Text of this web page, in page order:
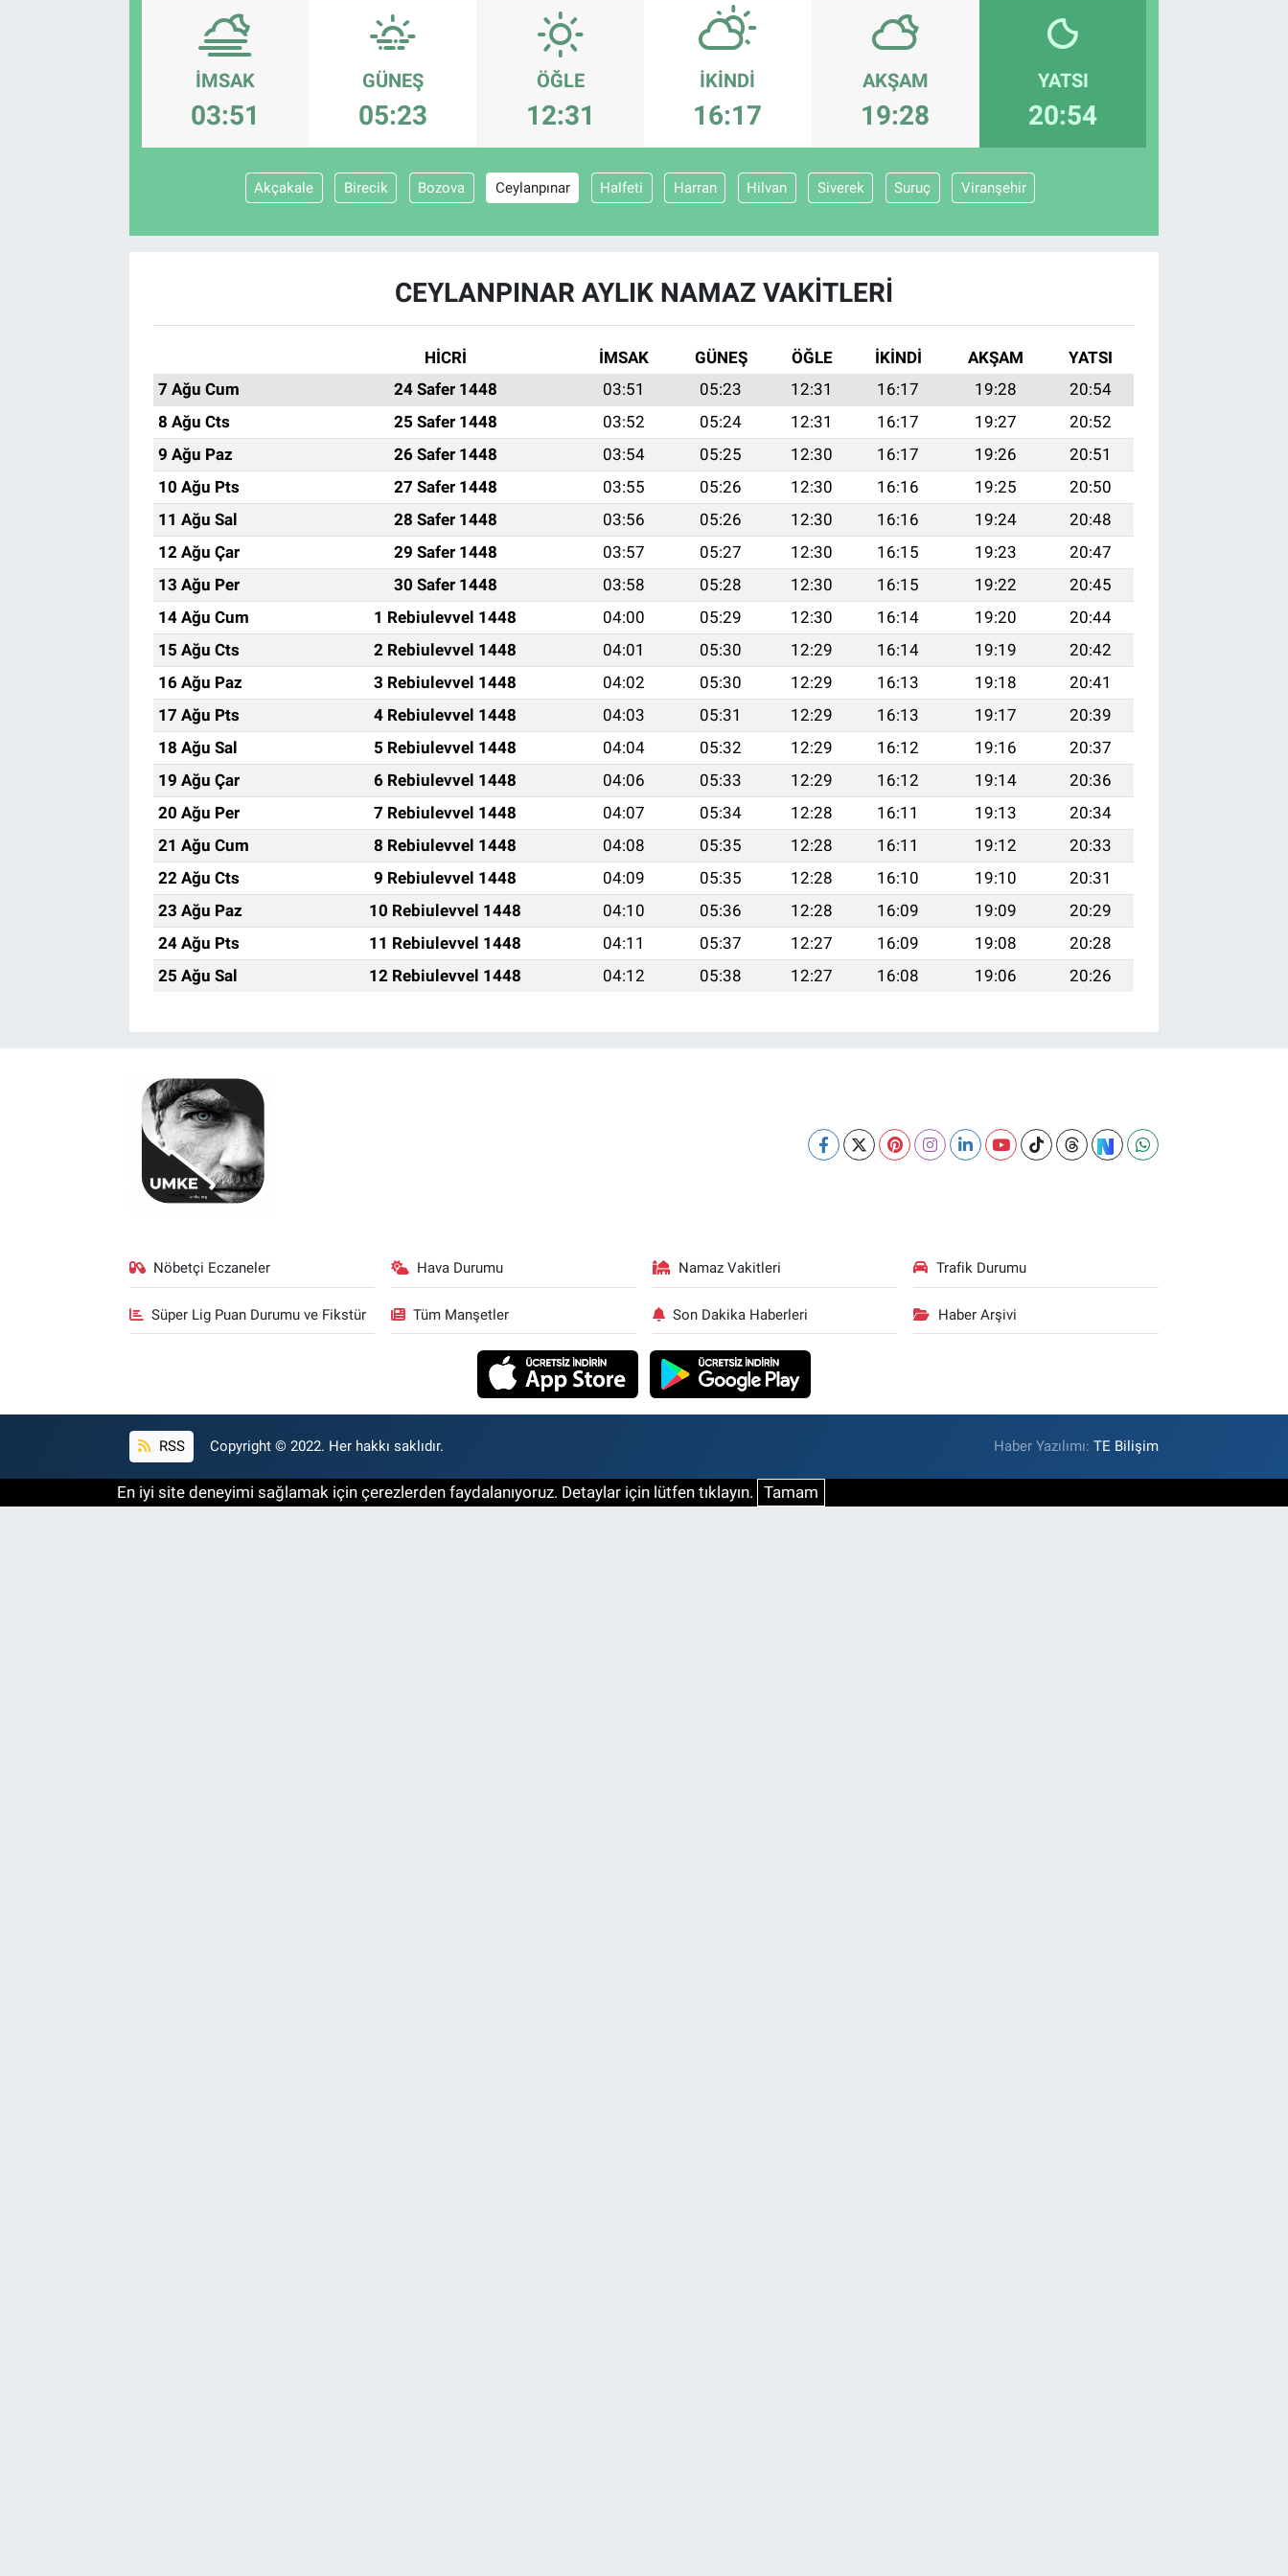
İMSAK
03:51
GÜNEŞ
05:23
ÖĞLE
12:31
İKINDI
16:17
AKŞAM
19:28
YATSI
20:54
Akçakale Birecik Bozova Ceylanpınar Halfeti Harran Hilvan Siverek Suruç Viranşehir
CEYLANPINAR AYLIK NAMAZ VAKITLERI
HİCRİ İMSAK GÜNEŞ ÖĞLE İKINDI AKŞAM
YATSI
7 Ağu Cum
24 Safer 1448 03:51 05:23 12:31 16:17 19:28
20:54
8 Ağu Cts
25 Safer 1448 03:52 05:24 12:31 16:17 19:27
20:52
9 Ağu Paz
26 Safer 1448 03:54 05:25 12:30 16:17 19:26
20:51
10 Ağu Pts
27 Safer 1448 03:55 05:26 12:30 16:16 19:25
20:50
11 Ağu Sal
28 Safer 1448 03:56 05:26 12:30 16:16 19:24
20:48
12 Ağu Çar
29 Safer 1448 03:57 05:27 12:30 16:15 19:23
20:47
13 Ağu Per
30 Safer 1448 03:58 05:28 12:30 16:15 19:22
20:45
14 Ağu Cum
1 Rebiulevvel 1448 04:00 05:29 12:30 16:14 19:20
20:44
15 Ağu Cts
2 Rebiulevvel 1448 04:01 05:30 12:29 16:14 19:19
20:42
16 Ağu Paz
3 Rebiulevvel 1448 04:02 05:30 12:29 16:13 19:18
20:41
17 Ağu Pts
4 Rebiulevvel 1448 04:03 05:31 12:29 16:13 19:17
20:39
18 Ağu Sal
5 Rebiulevvel 1448 04:04 05:32 12:29 16:12 19:16
20:37
19 Ağu Çar
6 Rebiulevvel 1448 04:06 05:33 12:29 16:12 19:14
20:36
20 Ağu Per
7 Rebiulevvel 1448 04:07 05:34 12:28 16:11 19:13
20:34
21 Ağu Cum
8 Rebiulevvel 1448 04:08 05:35 12:28 16:11 19:12
20:33
22 Ağu Cts
9 Rebiulevvel 1448 04:09 05:35 12:28 16:10 19:10
20:31
23 Ağu Paz
10 Rebiulevvel 1448 04:10 05:36 12:28 16:09 19:09
20:29
24 Ağu Pts
11 Rebiulevvel 1448 04:11 05:37 12:27 16:09 19:08
20:28
25 Ağu Sal
12 Rebiulevvel 1448 04:12 05:38 12:27 16:08 19:06 20:26
Nöbetçi Eczaneler Hava Durumu Namaz Vakitleri Trafik Durumu
Süper Lig Puan Durumu ve Fikstür Tüm Manşetler Son Dakika Haberleri Haber Arşivi
RSS Copyright © 2022. Her hakkı saklıdır. Haber Yazılımı:TE Bilişim
En iyi site deneyimi sağlamak için çerezlerden faydalanıyoruz. Detaylar için lütfen tıklayın. Tamam